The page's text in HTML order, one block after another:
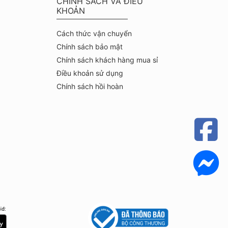
KHOẢN
Cách thức vận chuyển
Chính sách bảo mật
Chính sách khách hàng mua sỉ
Điều khoản sử dụng
Chính sách hồi hoàn